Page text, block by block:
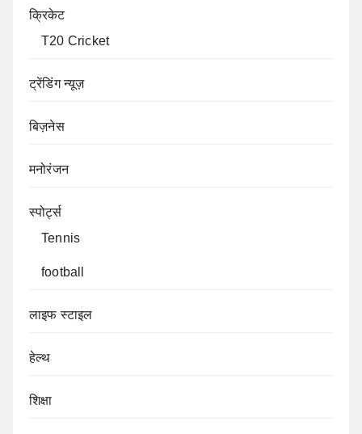
क्रिकेट
T20 Cricket
ट्रेंडिंग न्यूज़
बिज़नेस
मनोरंजन
स्पोर्ट्स
Tennis
football
लाइफ स्टाइल
हेल्थ
शिक्षा